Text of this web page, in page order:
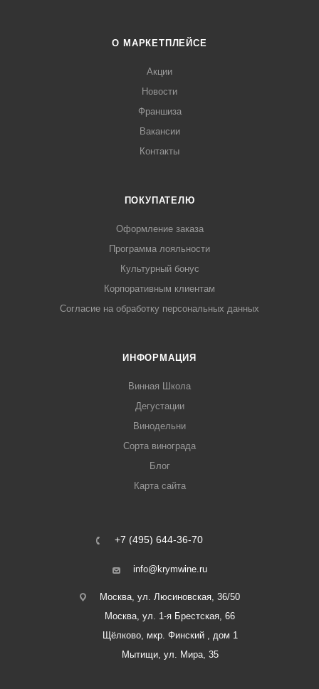
О МАРКЕТПЛЕЙСЕ
Акции
Новости
Франшиза
Вакансии
Контакты
ПОКУПАТЕЛЮ
Оформление заказа
Программа лояльности
Культурный бонус
Корпоративным клиентам
Согласие на обработку персональных данных
ИНФОРМАЦИЯ
Винная Школа
Дегустации
Винодельни
Сорта винограда
Блог
Карта сайта
+7 (495) 644-36-70
info@krymwine.ru
Москва, ул. Люсиновская, 36/50
Москва, ул. 1-я Брестская, 66
Щёлково, мкр. Финский , дом 1
Мытищи, ул. Мира, 35